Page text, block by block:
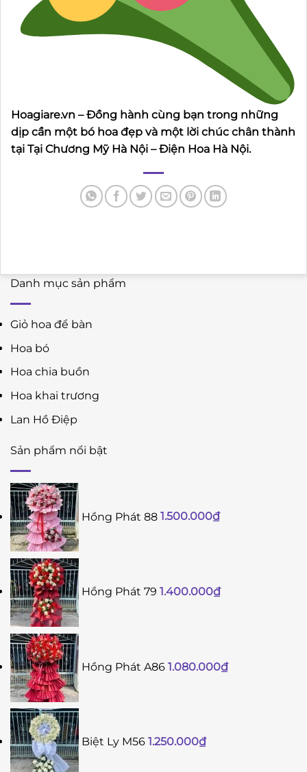
Danh mục sản phẩm
Giỏ hoa để bàn
Hoa bó
Hoa chia buồn
Hoa khai trương
Lan Hồ Điệp
Sản phẩm nổi bật
Hồng Phát 88 1.500.000₫
Hồng Phát 79 1.400.000₫
Hồng Phát A86 1.080.000₫
Biệt Ly M56 1.250.000₫
Hoagiare.vn – Đồng hành cùng bạn trong những
dịp cần một bó hoa đẹp và một lời chúc chân thành
tại Tại Chương Mỹ Hà Nội – Điện Hoa Hà Nội.